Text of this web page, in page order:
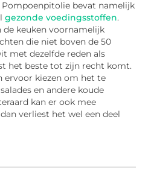
Pompoenpitolie bevat namelijk
gezonde voedingsstoffen.
de keuken voornamelijk
die niet boven de 50
met dezelfde reden als
het beste tot zijn recht komt.
ervoor kiezen om het te
en andere koude
kan er ook mee
verliest het wel een deel